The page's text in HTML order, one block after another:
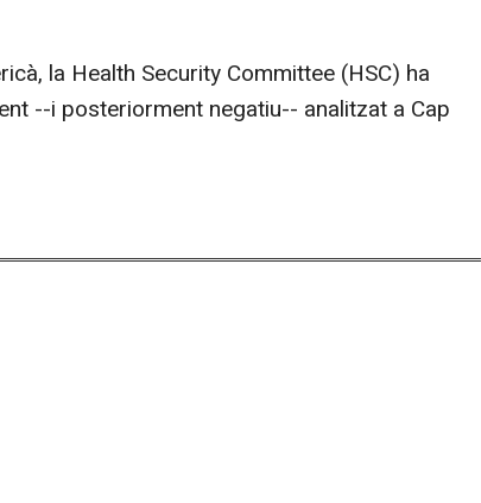
la Health Security Committee (HSC) ha
--i posteriorment negatiu-- analitzat a Cap